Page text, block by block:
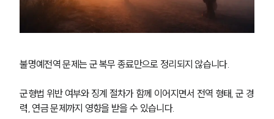
불명예전역 문제는 군 복무 종료만으로 정리되지 않습니다.
군형법 위반 여부와 징계 절차가 함께 이어지면서 전역 형태, 군 경
력, 연금 문제까지 영향을 받을 수 있습니다.